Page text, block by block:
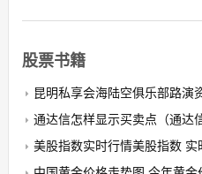
股票书籍
昆明私享会海陆空俱乐部路演
通达信怎样显示买卖点（通达
美股指数实时行情美股指数 实